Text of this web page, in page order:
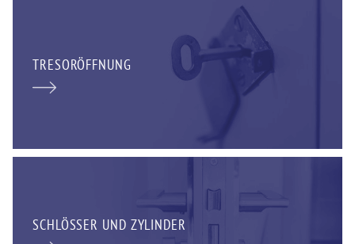
TRESORÖFFNUNG
SCHLÖSSER UND ZYLINDER